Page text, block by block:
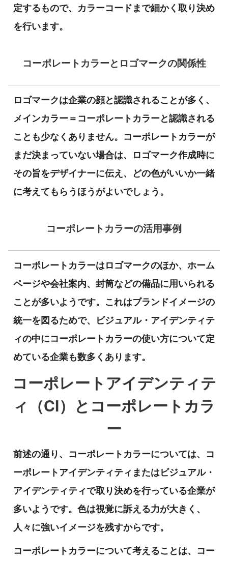
定するもので、カラーコードまで細かく取り決め
を行います。
コーポレートカラーとロゴマークの関係性
ロゴマークは企業の顔と認識されることが多く、
メインカラー＝コーポレートカラーと認識される
ことも少なくありません。コーポレートカラーが
まだ決まっていない場合は、ロゴマーク作成時に
その旨をデザイナーに伝え、どの色がいいか一緒
に考えてもらうほうがよいでしょう。
コーポレートカラーの活用事例
コーポレートカラーはロゴマークのほか、ホーム
ページや会社案内、封筒などの備品に用いられる
ことが多いようです。これはブランドイメージの
統一を図るためで、ビジュアル・アイデンティテ
ィの中にコーポレートカラーの使い方について定
めている企業も数多くあります。
コーポレートアイデンティテ
ィ（CI）とコーポレートカラ
ー
前述の通り、コーポレートカラーについては、コ
ーポレートアイデンティティまたはビジュアル・
アイデンティティで取り決めを行っている企業が
多いようです。色は視覚に訴える力が大きく、
人々に強いイメージを残すからです。
コーポレートカラーについて考えることは、コー